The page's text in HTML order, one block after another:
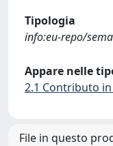
Tipologia
info:eu-repo/
Appare nelle
2.1 Contributo
File in questo